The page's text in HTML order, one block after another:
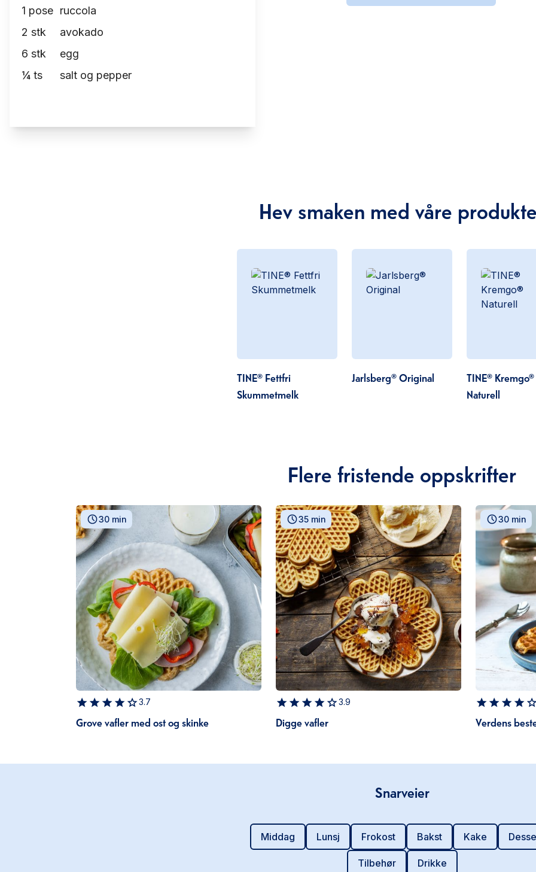
1 pose ruccola
2 stk
avokado
6 stk
egg
¼ ts salt og pepper
Hev smaken med våre
TINE® Fettfri
Skummetmelk
Jarlsberg® Original
TINE® Kremgo®
Naturell
Flere fristende oppskrifter
30 min
3.7
Grove vafler med ost og skinke
35 min
3.9
Digge vafler
30 min
Verdens
Snarveier
Middag Lunsj Frokost Bakst Kake
Tilbehør Drikke